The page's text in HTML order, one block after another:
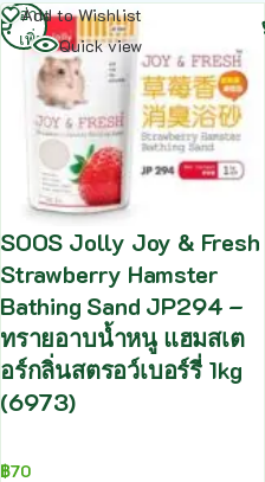
Add to Wishlist
Quick view
SOOS Jolly Joy & Fresh
Strawberry Hamster
Bathing Sand JP294 –
ทรายอาบน้ำหนู แฮมสเต
อร์กลิ่นสตรอว์เบอร์รี่ 1kg
(6973)
฿70
อ่าน
เพิ่ม